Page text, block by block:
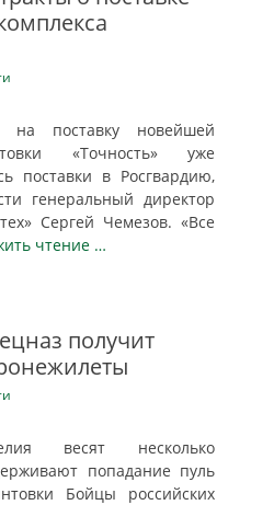
на поставку новейшей
«Точность» уже
поставки в Росгвардию,
генеральный директор
Сергей Чемезов. «Все
чтение …
получит
весят несколько
попадание пуль
Бойцы российских